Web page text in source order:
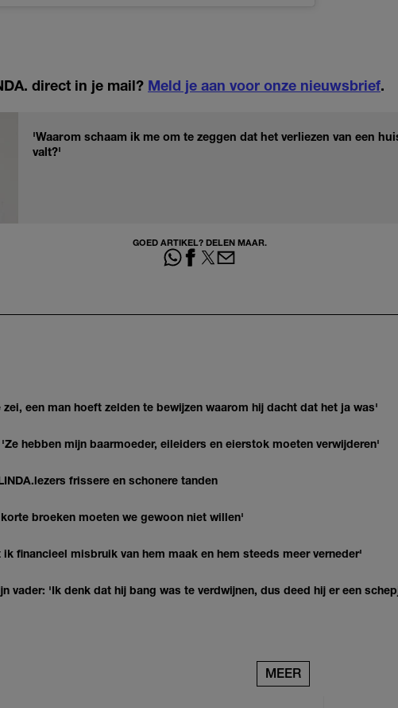
direct in je mail? Meld je aan voor onze nieuwsbrief.
'Waarom schaam ik me om te zeggen dat het verliezen van een
valt?'
GOED ARTIKEL? DELEN MAAR.
een man hoeft zelden te bewijzen waarom hij dacht dat het ja was'
hebben mijn baarmoeder, eileiders en eierstok moeten verwijderen'
frissere en schonere tanden
broeken moeten we gewoon niet willen'
financieel misbruik van hem maak en hem steeds meer verneder'
vader: 'Ik denk dat hij bang was te verdwijnen, dus deed hij er een
MEER